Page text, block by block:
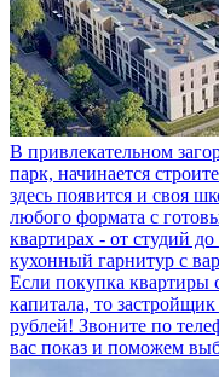
В привлекательном
парк, начинается
здесь появится и своя
любого формата с
квартирах - от студий
кухонный гарнитур с
Если покупка квартиры
капитала, то
рублей! Звоните по
вас показ и поможем